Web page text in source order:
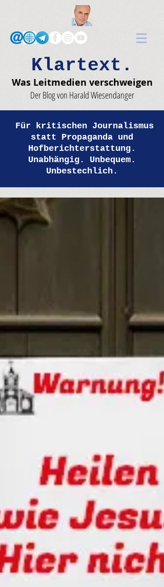
Klartext.
Was Leitmedien verschweigen
Der Blog von Harald Wiesendanger
Für kritischen Journalismus
statt Propaganda und
Hofberichterstattung.
Unabhängig. Unbequem.
Unbestechlich.